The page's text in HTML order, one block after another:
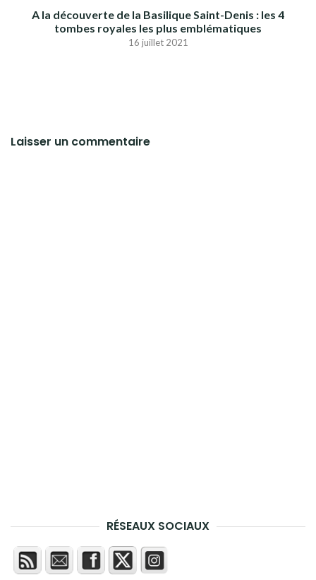
A la découverte de la Basilique Saint-Denis : les 4
tombes royales les plus emblématiques
16 juillet 2021
Laisser un commentaire
RÉSEAUX SOCIAUX